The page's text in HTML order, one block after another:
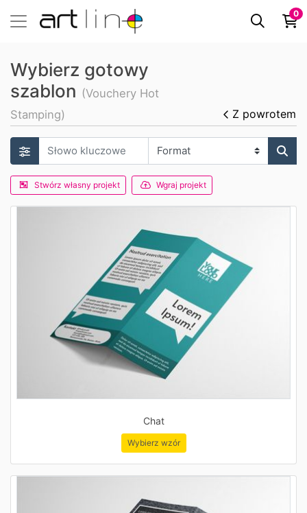
0
Wybierz gotowy
szablon (Vouchery Hot
Stamping)
Z powrotem
Stwórz własny projekt Wgraj projekt
Chat
Wybierz wzór